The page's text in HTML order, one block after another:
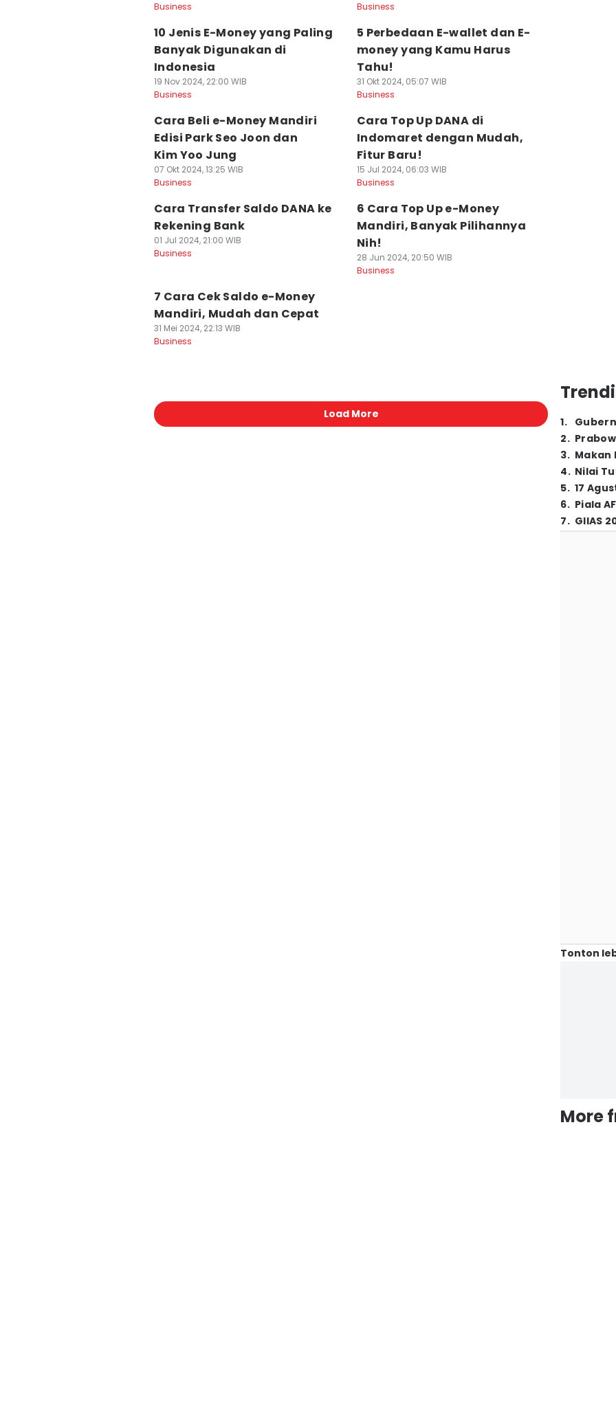
Business
Business
10 Jenis E-Money yang Paling
Banyak Digunakan di
Indonesia
19 Nov 2024, 22:00 WIB
Business
5 Perbedaan E-wallet dan E-
money yang Kamu Harus
Tahu!
31 Okt 2024, 05:07 WIB
Business
Cara Beli e-Money Mandiri
Edisi Park Seo Joon dan
Kim Yoo Jung
07 Okt 2024, 13:25 WIB
Business
Cara Top Up DANA di
Indomaret dengan Mudah,
Fitur Baru!
15 Jul 2024, 06:03 WIB
Business
Cara Transfer Saldo DANA ke
Rekening Bank
01 Jul 2024, 21:00 WIB
Business
6 Cara Top Up e-Money
Mandiri, Banyak Pilihannya
Nih!
28 Jun 2024, 20:50 WIB
Business
7 Cara Cek Saldo e-Money
Mandiri, Mudah dan Cepat
31 Mei 2024, 22:13 WIB
Business
Load More
1.
2.
3. Makan
4. Nilai
5. 17
6. Piala
7. GIIAS
Tonton
More